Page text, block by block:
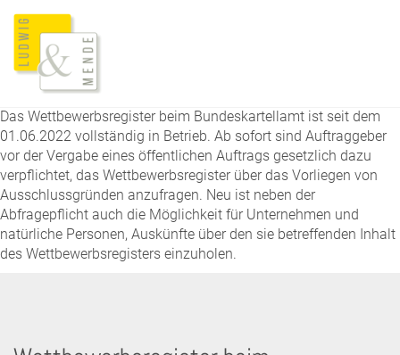
Das Wettbewerbsregister beim Bundeskartellamt ist seit dem
01.06.2022 vollständig in Betrieb. Ab sofort sind Auftraggeber
vor der Vergabe eines öffentlichen Auftrags gesetzlich dazu
verpflichtet, das Wettbewerbsregister über das Vorliegen von
Ausschlussgründen anzufragen. Neu ist neben der
Abfragepflicht auch die Möglichkeit für Unternehmen und
natürliche Personen, Auskünfte über den sie betreffenden Inhalt
des Wettbewerbsregisters einzuholen.